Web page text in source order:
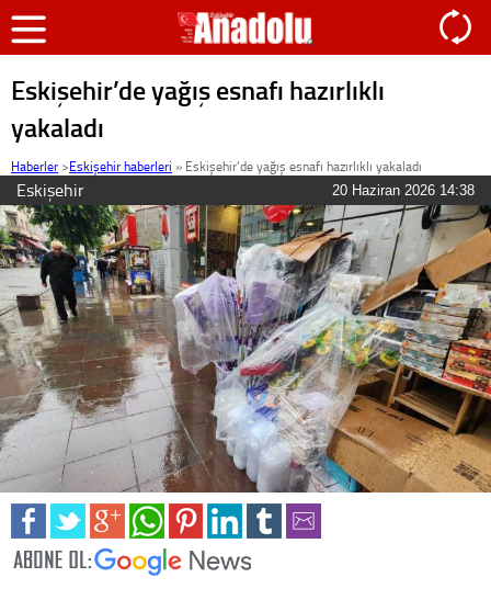
Eskişehir’de yağış esnafı hazırlıklı
yakaladı
Haberler >Eskişehir haberleri » Eskişehir’de yağış esnafı hazırlıklı yakaladı
Eskişehir 20 Haziran 2026 14:38